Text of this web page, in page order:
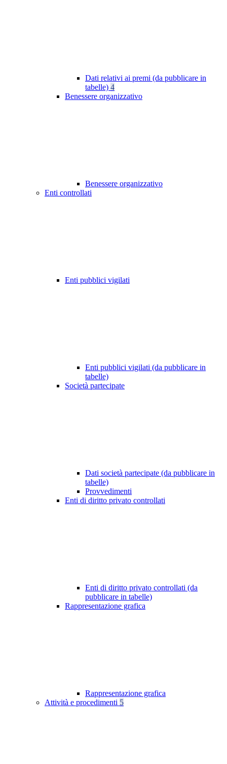
Dati relativi ai premi (da pubblicare in
tabelle) 4
Benessere organizzativo
Benessere organizzativo
Enti controllati
Enti pubblici vigilati
Enti pubblici vigilati (da pubblicare in
tabelle)
Società partecipate
Dati società partecipate (da pubblicare in
tabelle)
Provvedimenti
Enti di diritto privato controllati
Enti di diritto privato controllati (da
pubblicare in tabelle)
Rappresentazione grafica
Rappresentazione grafica
Attività e procedimenti 5